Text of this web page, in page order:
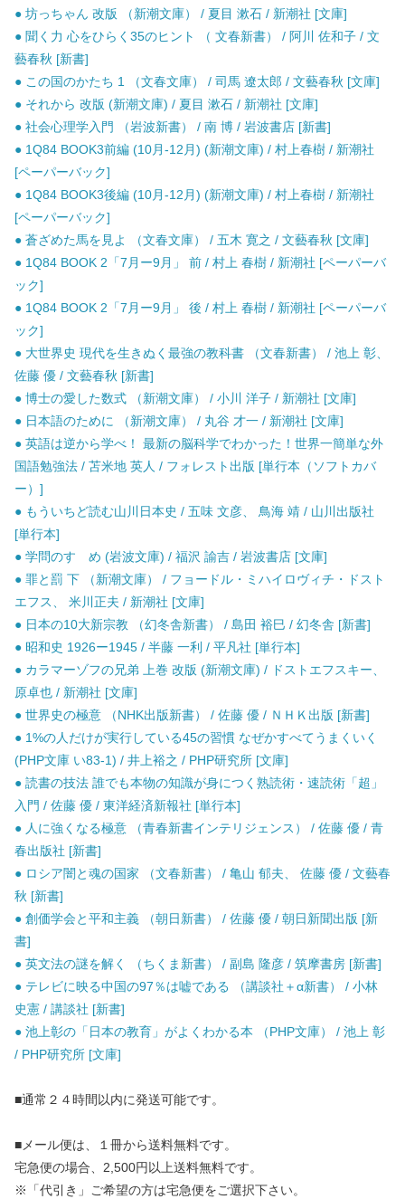
● 坊っちゃん 改版 （新潮文庫） / 夏目 漱石 / 新潮社 [文庫]
● 聞く力 心をひらく35のヒント （ 文春新書） / 阿川 佐和子 / 文
藝春秋 [新書]
● この国のかたち 1 （文春文庫） / 司馬 遼太郎 / 文藝春秋 [文庫]
● それから 改版 (新潮文庫) / 夏目 漱石 / 新潮社 [文庫]
● 社会心理学入門 （岩波新書） / 南 博 / 岩波書店 [新書]
● 1Q84 BOOK3前編 (10月-12月) (新潮文庫) / 村上春樹 / 新潮社
[ペーパーバック]
● 1Q84 BOOK3後編 (10月-12月) (新潮文庫) / 村上春樹 / 新潮社
[ペーパーバック]
● 蒼ざめた馬を見よ （文春文庫） / 五木 寛之 / 文藝春秋 [文庫]
● 1Q84 BOOK 2「7月ー9月」 前 / 村上 春樹 / 新潮社 [ペーパーバ
ック]
● 1Q84 BOOK 2「7月ー9月」 後 / 村上 春樹 / 新潮社 [ペーパーバ
ック]
● 大世界史 現代を生きぬく最強の教科書 （文春新書） / 池上 彰、
佐藤 優 / 文藝春秋 [新書]
● 博士の愛した数式 （新潮文庫） / 小川 洋子 / 新潮社 [文庫]
● 日本語のために （新潮文庫） / 丸谷 才一 / 新潮社 [文庫]
● 英語は逆から学べ！ 最新の脳科学でわかった！世界一簡単な外
国語勉強法 / 苫米地 英人 / フォレスト出版 [単行本（ソフトカバ
ー）]
● もういちど読む山川日本史 / 五味 文彦、 鳥海 靖 / 山川出版社
[単行本]
● 学問のすゝめ (岩波文庫) / 福沢 諭吉 / 岩波書店 [文庫]
● 罪と罰 下 （新潮文庫） / フョードル・ミハイロヴィチ・ドスト
エフス、 米川正夫 / 新潮社 [文庫]
● 日本の10大新宗教 （幻冬舎新書） / 島田 裕巳 / 幻冬舎 [新書]
● 昭和史 1926ー1945 / 半藤 一利 / 平凡社 [単行本]
● カラマーゾフの兄弟 上巻 改版 (新潮文庫) / ドストエフスキー、
原卓也 / 新潮社 [文庫]
● 世界史の極意 （NHK出版新書） / 佐藤 優 / ＮＨＫ出版 [新書]
● 1%の人だけが実行している45の習慣 なぜかすべてうまくいく
(PHP文庫 い83-1) / 井上裕之 / PHP研究所 [文庫]
● 読書の技法 誰でも本物の知識が身につく熟読術・速読術「超」
入門 / 佐藤 優 / 東洋経済新報社 [単行本]
● 人に強くなる極意 （青春新書インテリジェンス） / 佐藤 優 / 青
春出版社 [新書]
● ロシア闇と魂の国家 （文春新書） / 亀山 郁夫、 佐藤 優 / 文藝春
秋 [新書]
● 創価学会と平和主義 （朝日新書） / 佐藤 優 / 朝日新聞出版 [新
書]
● 英文法の謎を解く （ちくま新書） / 副島 隆彦 / 筑摩書房 [新書]
● テレビに映る中国の97％は嘘である （講談社＋α新書） / 小林
史憲 / 講談社 [新書]
● 池上彰の「日本の教育」がよくわかる本 （PHP文庫） / 池上 彰
/ PHP研究所 [文庫]
■通常２４時間以内に発送可能です。
■メール便は、１冊から送料無料です。
宅急便の場合、2,500円以上送料無料です。
※「代引き」ご希望の方は宅急便をご選択下さい。